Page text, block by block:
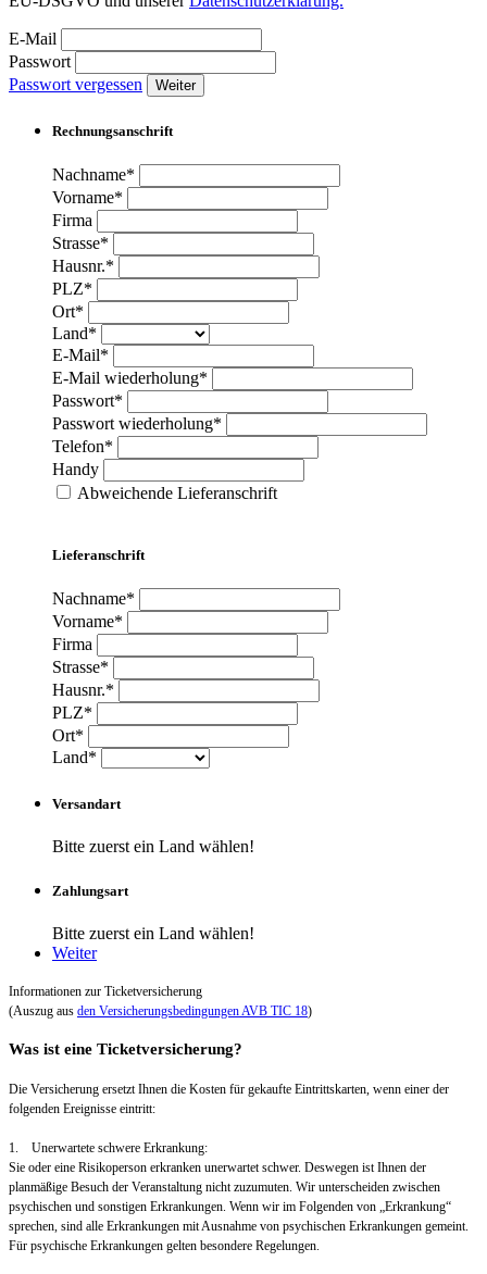
E-Mail
Passwort
Passwort vergessen
Weiter
Rechnungsanschrift
Nachname*
Vorname*
Firma
Strasse*
Hausnr.*
PLZ*
Ort*
Land*
E-Mail*
E-Mail wiederholung*
Passwort*
Passwort wiederholung*
Telefon*
Handy
Abweichende Lieferanschrift
Lieferanschrift
Nachname*
Vorname*
Firma
Strasse*
Hausnr.*
PLZ*
Ort*
Land*
Versandart
Bitte zuerst ein Land wählen!
Zahlungsart
Bitte zuerst ein Land wählen!
Weiter
Informationen zur Ticketversicherung
(Auszug aus den Versicherungsbedingungen AVB TIC 18)
Was ist eine Ticketversicherung?
Die Versicherung ersetzt Ihnen die Kosten für gekaufte Eintrittskarten, wenn einer der
folgenden Ereignisse eintritt:
1. Unerwartete schwere Erkrankung:
Sie oder eine Risikoperson erkranken unerwartet schwer. Deswegen ist Ihnen der
planmäßige Besuch der Veranstaltung nicht zuzumuten. Wir unterscheiden zwischen
psychischen und sonstigen Erkrankungen. Wenn wir im Folgenden von „Erkrankung“
sprechen, sind alle Erkrankungen mit Ausnahme von psychischen Erkrankungen gemeint.
Für psychische Erkrankungen gelten besondere Regelungen.